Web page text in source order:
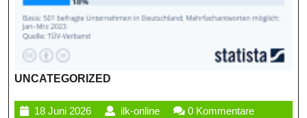
UNCATEGORIZED
18 Juni 202618
ilk-onlineilk-
0 Kommentare